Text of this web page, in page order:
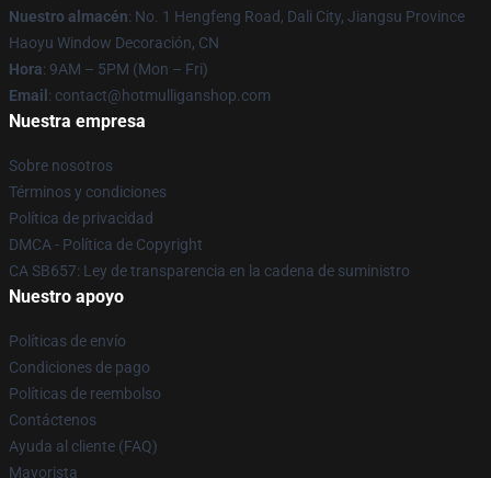
Nuestro almacén: No. 1 Hengfeng Road, Dali City, Jiangsu Province
Haoyu Window Decoración, CN
Hora: 9AM – 5PM (Mon – Fri)
Email : contact@hotmulliganshop.com
Nuestra empresa
Sobre nosotros
Términos y condiciones
Política de privacidad
DMCA - Política de Copyright
CA SB657: Ley de transparencia en la cadena de suministro
Nuestro apoyo
Políticas de envío
Condiciones de pago
Políticas de reembolso
Contáctenos
Ayuda al cliente (FAQ)
Mayorista